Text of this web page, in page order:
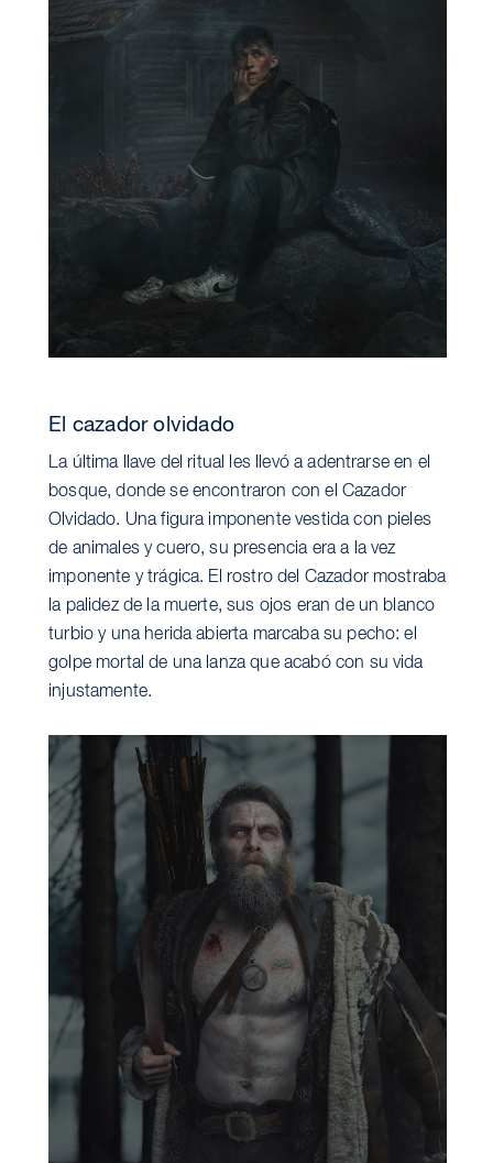
El cazador olvidado
La última llave del ritual les llevó a adentrarse en el
bosque, donde se encontraron con el Cazador
Olvidado. Una figura imponente vestida con pieles
de animales y cuero, su presencia era a la vez
imponente y trágica. El rostro del Cazador mostraba
la palidez de la muerte, sus ojos eran de un blanco
turbio y una herida abierta marcaba su pecho: el
golpe mortal de una lanza que acabó con su vida
injustamente.